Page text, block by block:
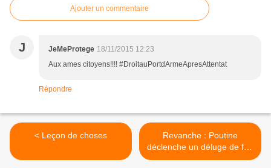
Ajouter un commentaire
J JeMeProtege 18/11/2015 12:23
Aux ames citoyens!!!! #DroitauPortdArmeApresAttentat
Répondre
< Leçon de choses
Revanche : Poutine
déclenche un déluge de feu
sur l’État Islamique pour